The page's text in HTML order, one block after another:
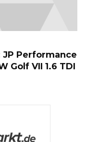
Performance
Golf VII 1.6 TDI